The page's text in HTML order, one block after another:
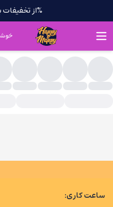
%از تخفیفات
ساعت کاری: